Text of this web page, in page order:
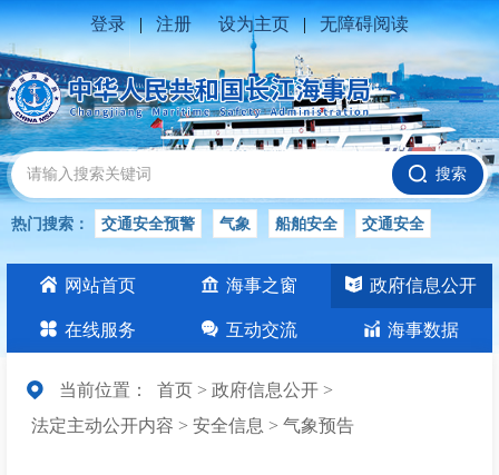
登录 | 注册 设为主页 | 无障碍阅读
搜索
热门搜索： 交通安全预警 气象 船舶安全 交通安全
水位公告 安全 交通 交通安全知识 交通安全生产
网站首页 海事之窗 政府信息公开
在线服务 互动交流 海事数据
当前位置： 首页 > 政府信息公开 >
法定主动公开内容 > 安全信息 > 气象预告